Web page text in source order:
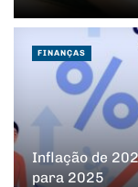
Inflação de
para 2025
FINANÇAS